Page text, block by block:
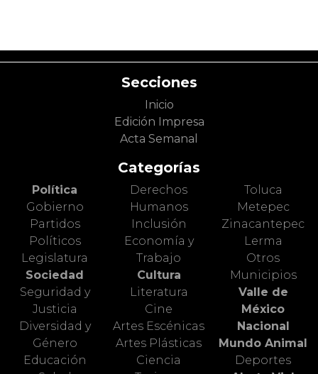
Secciones
Inicio
Edición Impresa
Acta Semanal
Categorías
Política
Gobierno
Partidos
Políticos
Legislatura
Sociedad
Seguridad y
Justicia
Diversidad y
Género
Educación
Derechos
Humanos
Inclusión
Economía y
Trabajo
Cultura
Literatura
Cine
Artes Escénicas
Artes Plásticas
Ciencia
Toluca
Metepec
Zinacantepec
Lerma
Otros
Municipios
Valle de
México
Nacional
Mundo Animal
Deportes